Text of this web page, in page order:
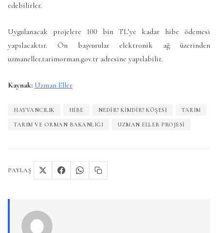
edebilirler.
Uygulanacak projelere 100 bin TL’ye kadar hibe ödemesi
yapılacaktır. Ön başvurular elektronik ağ üzerinden
uzmaneller.tarimorman.gov.tr adresine yapılabilir.
Kaynak: Uzman Eller
HAYVANCILIK HIBE NEDIR? KIMDIR? KÖŞESI TARIM
TARIM VE ORMAN BAKANLIĞI UZMAN ELLER PROJESI
PAYLAŞ